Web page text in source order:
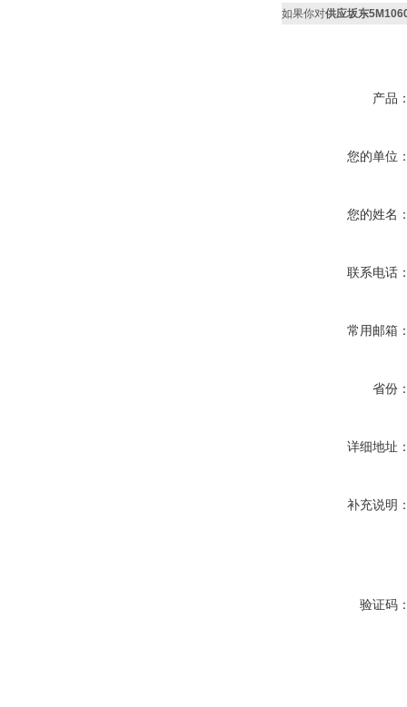
如果你对供应坂东
产品
您的单位
您的姓名
联系电话
常用邮箱
省份
详细地址
补充说明
验证码